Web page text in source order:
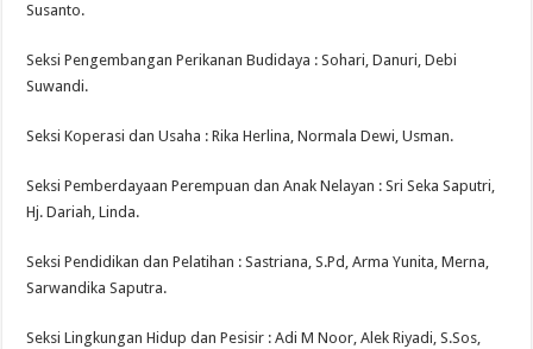
Susanto.
Seksi Pengembangan Perikanan Budidaya : Sohari, Danuri, Debi
Suwandi.
Seksi Koperasi dan Usaha : Rika Herlina, Normala Dewi, Usman.
Seksi Pemberdayaan Perempuan dan Anak Nelayan : Sri Seka Saputri,
Hj. Dariah, Linda.
Seksi Pendidikan dan Pelatihan : Sastriana, S.Pd, Arma Yunita, Merna,
Sarwandika Saputra.
Seksi Lingkungan Hidup dan Pesisir : Adi M Noor, Alek Riyadi, S.Sos,